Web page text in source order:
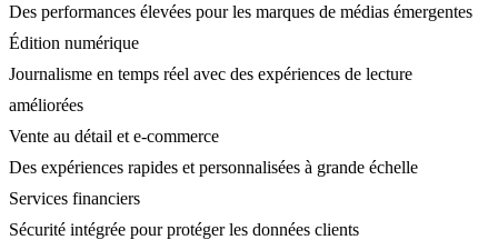
Des performances élevées pour les marques de médias émergentes
Édition numérique
Journalisme en temps réel avec des expériences de lecture
améliorées
Vente au détail et e-commerce
Des expériences rapides et personnalisées à grande échelle
Services financiers
Sécurité intégrée pour protéger les données clients